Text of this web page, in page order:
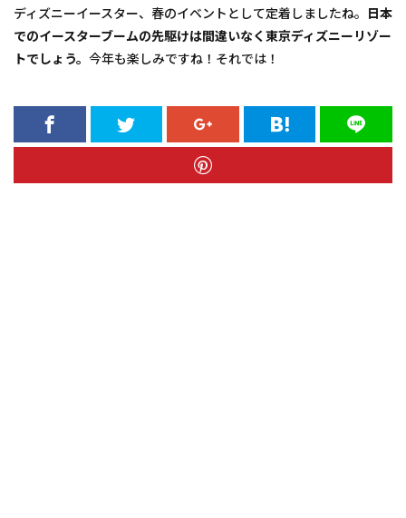
ディズニーイースター、春のイベントとして定着しましたね。
日本
でのイースターブームの先駆けは間違いなく東京ディズニーリゾー
トでしょう。 今年も楽しみですね！それでは！